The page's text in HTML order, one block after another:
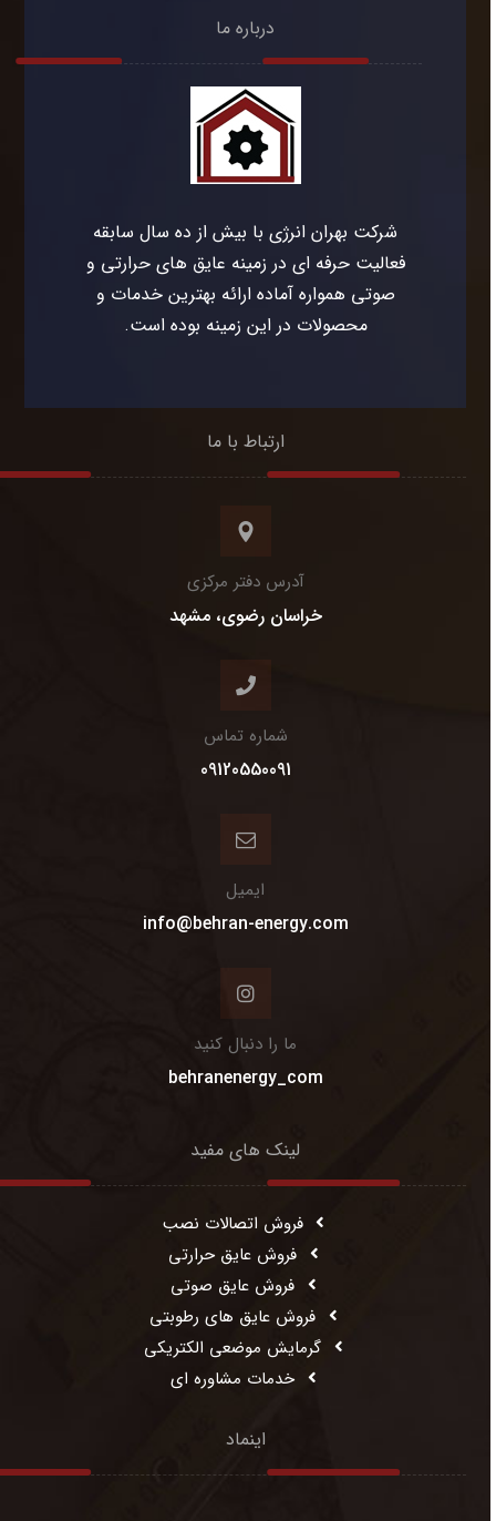
درباره ما
شرکت بهران انرژی با بیش از ده سال سابقه
فعالیت حرفه ای در زمینه عایق های حرارتی و
صوتی همواره آماده ارائه بهترین خدمات و
محصولات در این زمینه بوده است.
ارتباط با ما
آدرس دفتر مرکزی
خراسان رضوی، مشهد
شماره تماس
09120550091
ایمیل
info@behran-energy.com
ما را دنبال کنید
behranenergy_com
لینک های مفید
فروش اتصالات نصب
فروش عایق حرارتی
فروش عایق صوتی
فروش عایق های رطوبتی
گرمایش موضعی الکتریکی
خدمات مشاوره ای
اینماد